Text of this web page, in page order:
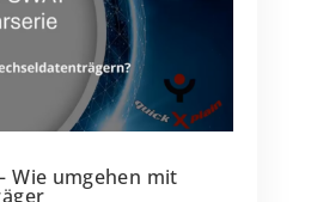
Wie umgehen mit